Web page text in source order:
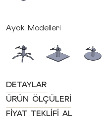
Ayak Modelleri
DETAYLAR
ÜRÜN ÖLÇÜLERI
FIYAT TEKLIFI AL